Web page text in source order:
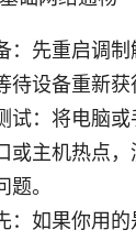
：先重启调
待设备重新获
试：将电脑或
或主机热点，
。
：如果你用